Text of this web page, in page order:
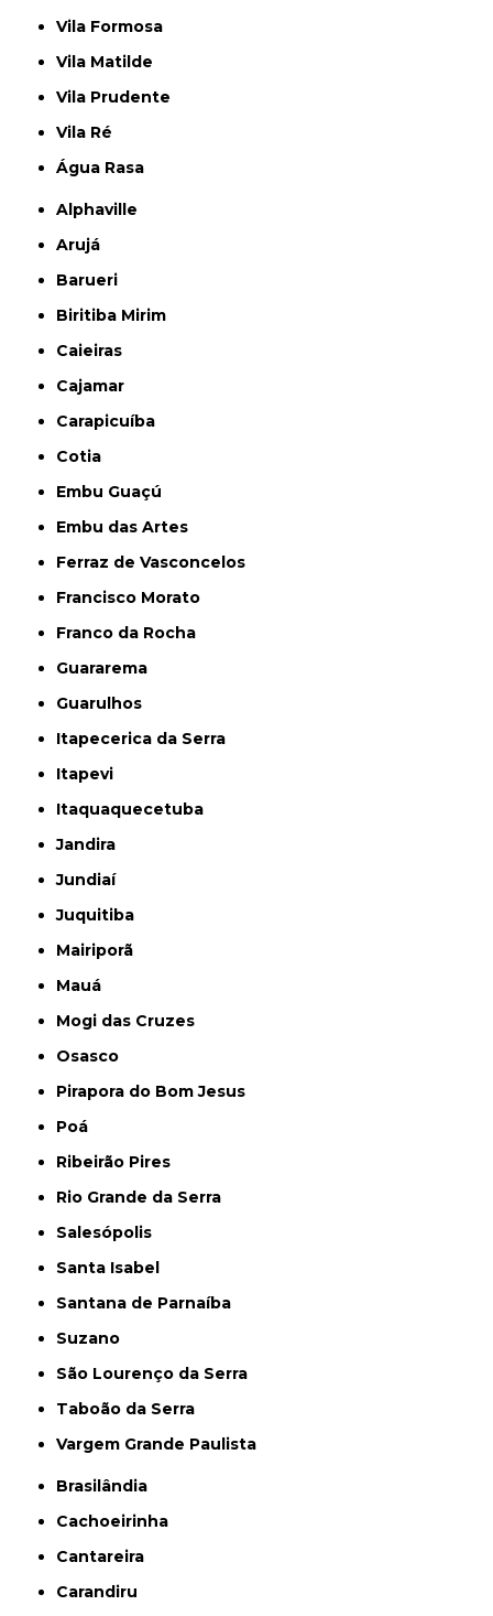
Vila Formosa
Vila Matilde
Vila Prudente
Vila Ré
Água Rasa
Alphaville
Arujá
Barueri
Biritiba Mirim
Caieiras
Cajamar
Carapicuíba
Cotia
Embu Guaçú
Embu das Artes
Ferraz de Vasconcelos
Francisco Morato
Franco da Rocha
Guararema
Guarulhos
Itapecerica da Serra
Itapevi
Itaquaquecetuba
Jandira
Jundiaí
Juquitiba
Mairiporã
Mauá
Mogi das Cruzes
Osasco
Pirapora do Bom Jesus
Poá
Ribeirão Pires
Rio Grande da Serra
Salesópolis
Santa Isabel
Santana de Parnaíba
Suzano
São Lourenço da Serra
Taboão da Serra
Vargem Grande Paulista
Brasilândia
Cachoeirinha
Cantareira
Carandiru